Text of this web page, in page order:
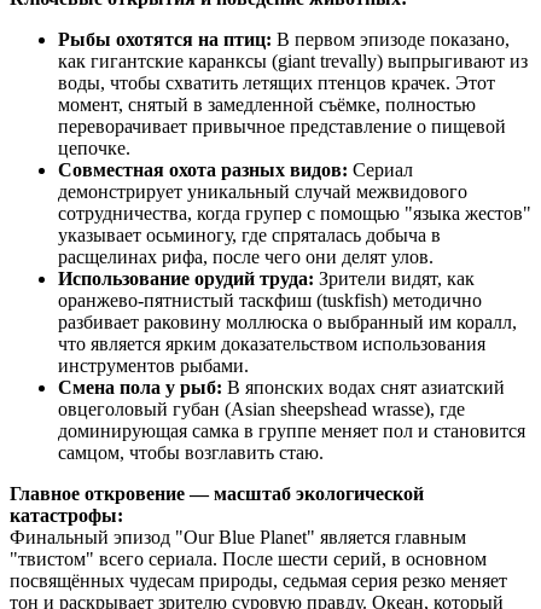
Рыбы охотятся на птиц: В первом эпизоде показано,
как гигантские каранксы (giant trevally) выпрыгивают из
воды, чтобы схватить летящих птенцов крачек. Этот
момент, снятый в замедленной съёмке, полностью
переворачивает привычное представление о пищевой
цепочке.
Совместная охота разных видов: Сериал
демонстрирует уникальный случай межвидового
сотрудничества, когда групер с помощью "языка жестов"
указывает осьминогу, где спряталась добыча в
расщелинах рифа, после чего они делят улов.
Использование орудий труда: Зрители видят, как
оранжево-пятнистый таскфиш (tuskfish) методично
разбивает раковину моллюска о выбранный им коралл,
что является ярким доказательством использования
инструментов рыбами.
Смена пола у рыб: В японских водах снят азиатский
овцеголовый губан (Asian sheepshead wrasse), где
доминирующая самка в группе меняет пол и становится
самцом, чтобы возглавить стаю.
Главное откровение — масштаб экологической
катастрофы:
Финальный эпизод "Our Blue Planet" является главным
"твистом" всего сериала. После шести серий, в основном
посвящённых чудесам природы, седьмая серия резко меняет
тон и раскрывает зрителю суровую правду. Океан, который